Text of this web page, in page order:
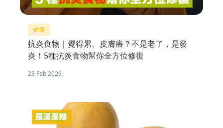
健康
抗炎食物｜覺得累、皮膚癢？不是老了，是發
炎！5種抗炎食物幫你全方位修復
23 Feb 2026